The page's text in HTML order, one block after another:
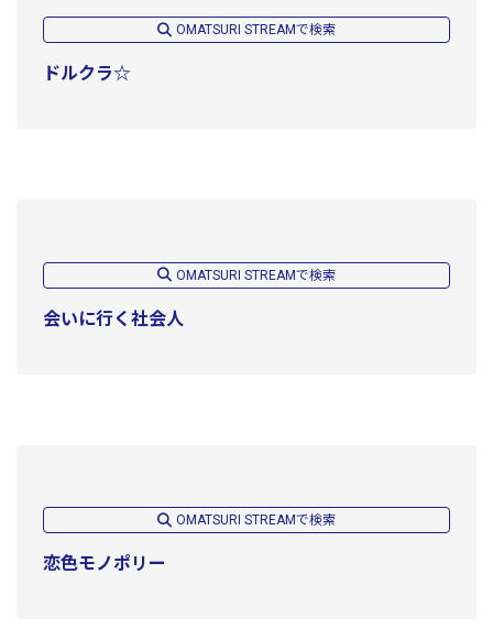
OMATSURI STREAMで検索
ドルクラ☆
OMATSURI STREAMで検索
会いに行く社会人
OMATSURI STREAMで検索
恋色モノポリー